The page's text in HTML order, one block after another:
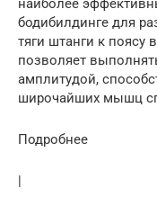
наиболее
бодибилдинге для
тяги штанги к поясу
позволяет
амплитудой,
широчайших мышц
Подробнее
|